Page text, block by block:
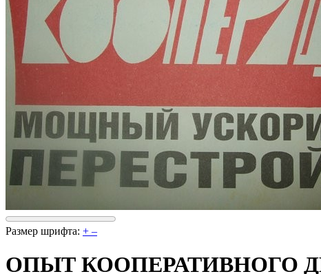
Размер шрифта: + –
ОПЫТ КООПЕРАТИВНОГО